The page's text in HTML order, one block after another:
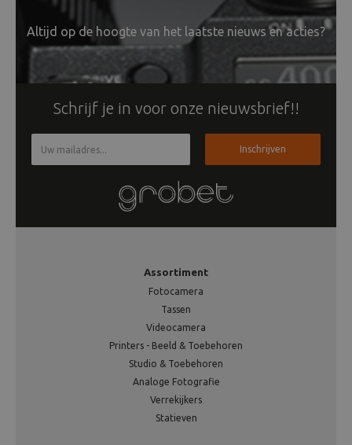
Altijd op de hoogte van het laatste nieuws en acties?
Schrijf je in voor onze nieuwsbrief!!
Inschrijven
Assortiment
Fotocamera
Tassen
Videocamera
Printers - Beeld & Toebehoren
Studio & Toebehoren
Analoge Fotografie
Verrekijkers
Statieven